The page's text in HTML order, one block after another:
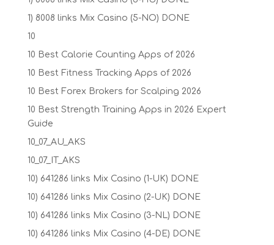
1) 8008 links Mix Casino (5-NO) DONE
10
10 Best Calorie Counting Apps of 2026
10 Best Fitness Tracking Apps of 2026
10 Best Forex Brokers for Scalping 2026
10 Best Strength Training Apps in 2026 Expert
Guide
10_07_AU_AKS
10_07_IT_AKS
10) 641286 links Mix Casino (1-UK) DONE
10) 641286 links Mix Casino (2-UK) DONE
10) 641286 links Mix Casino (3-NL) DONE
10) 641286 links Mix Casino (4-DE) DONE